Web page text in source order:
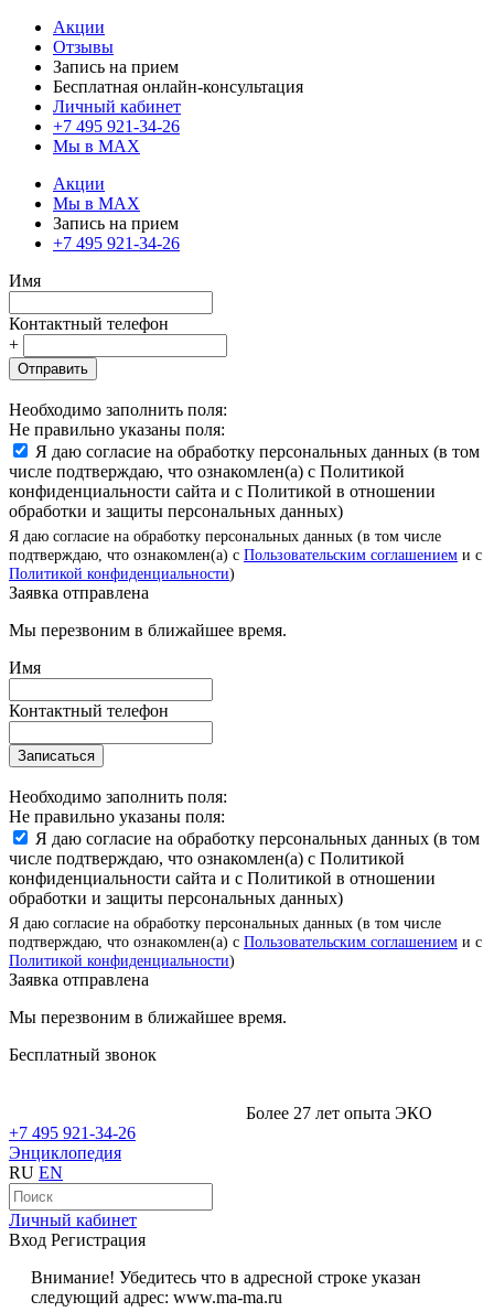
Акции
Отзывы
Запись на прием
Бесплатная онлайн-консультация
Личный кабинет
+7 495 921-34-26
Мы в MAX
Акции
Мы в MAX
Запись на прием
+7 495 921-34-26
Имя
Контактный телефон
+
Отправить
Необходимо заполнить поля:
Не правильно указаны поля:
Я даю согласие на обработку персональных данных (в том
числе подтверждаю, что ознакомлен(а) с Политикой
конфиденциальности сайта и с Политикой в отношении
обработки и защиты персональных данных)
Я даю согласие на обработку персональных данных (в том числе
подтверждаю, что ознакомлен(а) с Пользовательским соглашением и с
Политикой конфиденциальности)
Заявка отправлена
Мы перезвоним в ближайшее время.
Имя
Контактный телефон
Записаться
Необходимо заполнить поля:
Не правильно указаны поля:
Я даю согласие на обработку персональных данных (в том
числе подтверждаю, что ознакомлен(а) с Политикой
конфиденциальности сайта и с Политикой в отношении
обработки и защиты персональных данных)
Я даю согласие на обработку персональных данных (в том числе
подтверждаю, что ознакомлен(а) с Пользовательским соглашением и с
Политикой конфиденциальности)
Заявка отправлена
Мы перезвоним в ближайшее время.
Бесплатный звонок
Более 27 лет опыта ЭКО
+7 495 921-34-26
Энциклопедия
RU EN
Личный кабинет
Вход Регистрация
Внимание! Убедитесь что в адресной строке указан
следующий адрес: www.ma-ma.ru